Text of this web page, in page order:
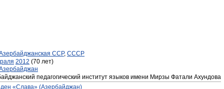
ССР, СССР
2012 (70 лет)
педагогический институт языков имени Мирзы Фатали Ахундова